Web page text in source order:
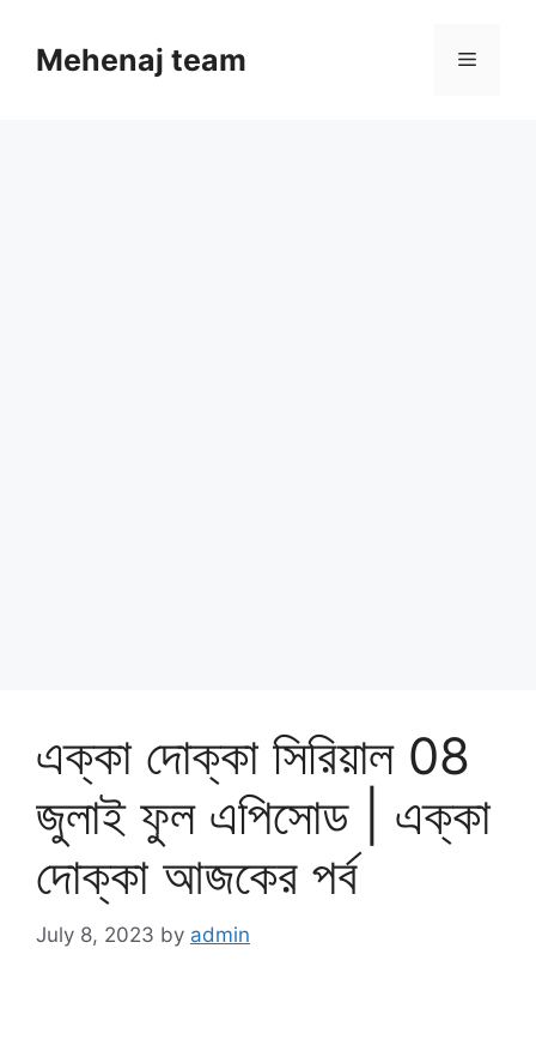
contentMehenaj team Menu
এক্কা দোক্কা সিরিয়াল 08
জুলাই ফুল এপিসোড | এক্কা
দোক্কা আজকের পর্ব
July 8, 2023 by admin